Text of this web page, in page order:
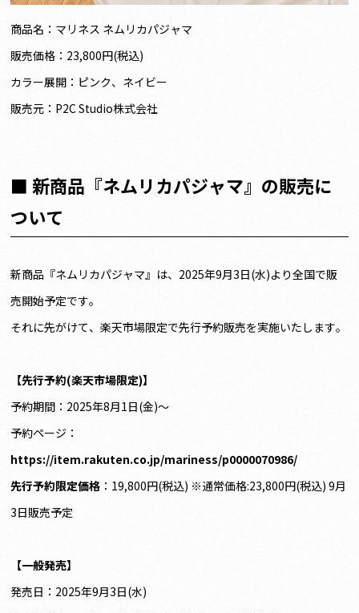
商品名：マリネス ネムリカパジャマ
販売価格：23,800円(税込)
カラー展開：ピンク、ネイビー
販売元：P2C Studio株式会社
■ 新商品『ネムリカパジャマ』の販売に
ついて
新商品『ネムリカパジャマ』は、2025年9月3日(水)より全国で販
売開始予定です。
それに先がけて、楽天市場限定で先行予約販売を実施いたします。
【先行予約(楽天市場限定)】
予約期間：2025年8月1日(金)〜
予約ページ：
https://item.rakuten.co.jp/mariness/p0000070986/
先行予約限定価格 ：19,800円(税込) ※通常価格:23,800円(税込) 9月
3日販売予定
【一般発売】
発売日：2025年9月3日(水)